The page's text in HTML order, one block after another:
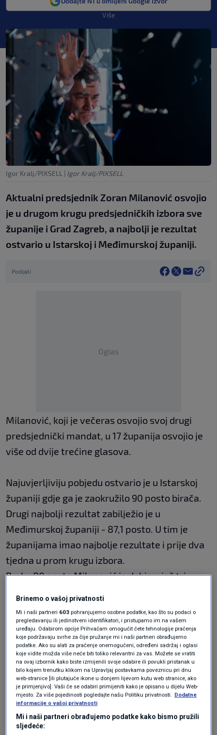
Više
Igor Kralj/PIXSELL | Igor Kralj/PIXSELL
Aktualni predsjednik Zoran Milanović osvojio
je u drugom krugu predsjedničkih izbora sve
županije i Grad Zagreb, a najbolji je rezultat
ostvario u Istarskoj i Međimurskoj županiji.
Podijeli
Oglas
Milanović, koji je večeras osvojio svoj drugi
predsjednički mandat, u 17 županija osvojio je
više od dvije trećine glasova.
Najuvjerljiviju pobjedu ostvario je u Istarskoj
županiji gdje ga je zaokružilo 90 posto birača.
Drugi najbolji rezultat zabilježio je u
Međimurskoj županiji - 87,1 posto. U tim je
županijama imao najbolje rezultate i prije dva
tjedna u prom krugu izbora.
Preko 80 posto Milanović je dobio u još tri
Primorsko-goranskoj, a vrlo blizu 80 posto bio
je u Gradu Zagrebu (79,5) i Koprivničko-
križevačkoj županiji (79,2 posto).
Najmanja razlika između Milanovića i Primorca
u drugom krugu bila je u Ličko-senjskoj županiji
gdje je Milanović dobio oko 59, a Primorac 41
posto.
Brinemo o vašoj privatnosti
Mi i naši partneri 603 pohranjujemo osobne podatke, kao što su podaci o
pregledavanju ili jedinstveni identifikatori, i pristupamo im na vašem
uređaju. Odabirom opcije Prihvaćam omogućit ćete tehnologije praćenja
koje podržavaju svrhe za čije pružanje mi i naši partneri obrađujemo
podatke. Ako su alati za praćenje onemogućeni, određeni sadržaj i oglasi
koje vidite možda više neće biti toliko relevantni za vas. Možete se vratiti
na ovaj izbornik kako biste izmijenili svoje odabire ili povukli pristanak u
bilo kojem trenutku klikom na Upravljaj postavkama poveznicu pri dnu
web-stranice [ili plutajuće ikone u donjem lijevom kutu web stranice, ako
je primjenjivo]. Vaši će se odabiri primijeniti kako je opisano u dijelu Web-
mjesto. Za više pojedinosti pogledajte našu Politiku privatnosti. Dodatne
informacije o vašoj privatnosti
Mi i naši partneri obrađujemo podatke kako bismo pružili
sljedeće: